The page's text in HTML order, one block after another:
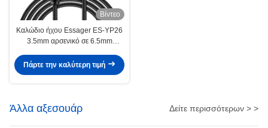
Βίντεο
Καλώδιο ήχου Essager ES-YP26
3.5mm αρσενικό σε 6.5mm
κιθάρα, μίκτη
Πάρτε την καλύτερη τιμή
Άλλα αξεσουάρ Δείτε περισσότερων > >